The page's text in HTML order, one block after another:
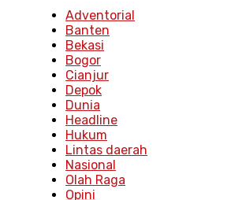
Adventorial
Banten
Bekasi
Bogor
Cianjur
Depok
Dunia
Headline
Hukum
Lintas daerah
Nasional
Olah Raga
Opini